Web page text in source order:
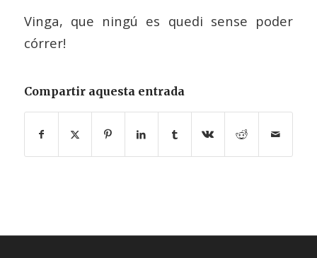
Vinga, que ningú es quedi sense poder
córrer!
Compartir aquesta entrada